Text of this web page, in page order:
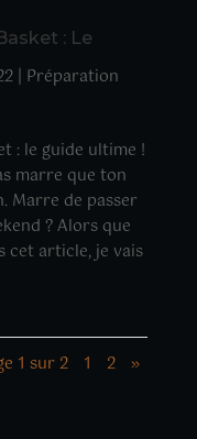
: Le
| Préparation
: le guide ultime !
marre que ton
Marre de passer
? Alors que
cet article, je vais
1 sur 2 1 2 »